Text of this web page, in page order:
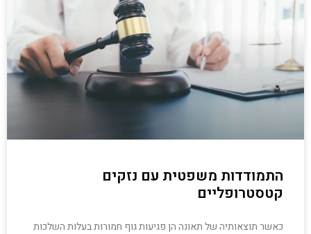
התמודדות משפטית עם נזקים
קטסטרופליים
כאשר תוצאותיה של תאונה הן פגיעות גוף חמורות בעלות השלכות